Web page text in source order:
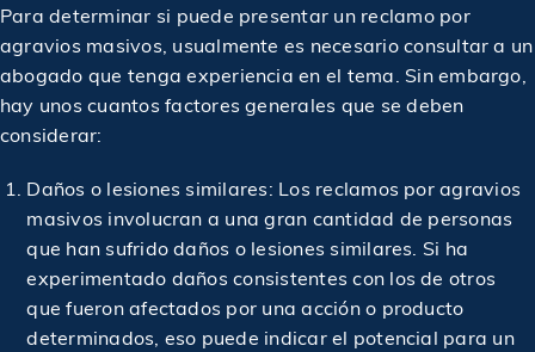
$1,000,000
Acuerdo en caso de accidente de responsabilidad
civil de locales
$1,000,000
$1,000,000 Premiado en un accidente de construcción
$1,000,000 Premiado en un accidente de construcción
Para determinar si puede presentar un reclamo por
agravios masivos, usualmente es necesario consultar a un
abogado que tenga experiencia en el tema. Sin embargo,
hay unos cuantos factores generales que se deben
considerar:
Daños o lesiones similares: Los reclamos por agravios
masivos involucran a una gran cantidad de personas
que han sufrido daños o lesiones similares. Si ha
experimentado daños consistentes con los de otros
que fueron afectados por una acción o producto
determinados, eso puede indicar el potencial para un